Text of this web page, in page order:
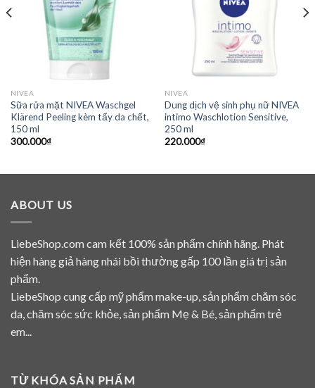
NIVEA
Sữa rửa mặt NIVEA Waschgel
Klärend Peeling kèm tẩy da chết,
150 ml
300.000₫
NIVEA
Dung dịch vệ sinh phụ nữ NIVEA
intimo Waschlotion Sensitive,
250 ml
220.000₫
ABOUT US
LiebeShop.com cam kết 100% sản phẩm chính hãng. Phát
hiện hàng giả hàng nhái bồi thường gấp 100 lần giá trị sản
phẩm.
LiebeShop cung cấp mỹ phẩm make-up, sản phẩm chăm sóc
da, chăm sóc sức khỏe, sản phẩm Mẹ & Bé, sản phẩm trẻ
em...
TỪ KHÓA SẢN PHẨM